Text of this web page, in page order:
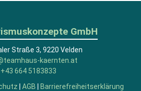
GmbH
Straße 3, 9220 Velden
kaernten.at
+43 664 5183833
AGB Barrierefreiheitserklärung